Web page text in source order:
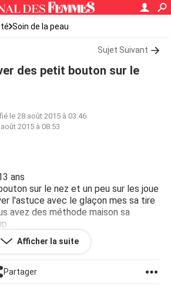
Soin de la peau
Sujet Suivant
des petit bouton sur le
le 28 août 2015 à 03:46
2015 à 08:53
ans
sur le nez et un peu sur les joue
l'astuce avec le glaçon mes sa tire
avez des méthode maison sa
.
Afficher la suite
Partager